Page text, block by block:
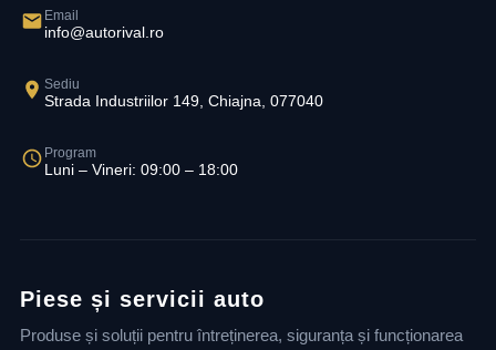
Email
info@autorival.ro
Sediu
Strada Industriilor 149, Chiajna, 077040
Program
Luni – Vineri: 09:00 – 18:00
Piese și servicii auto
Produse și soluții pentru întreținerea, siguranța și funcționarea